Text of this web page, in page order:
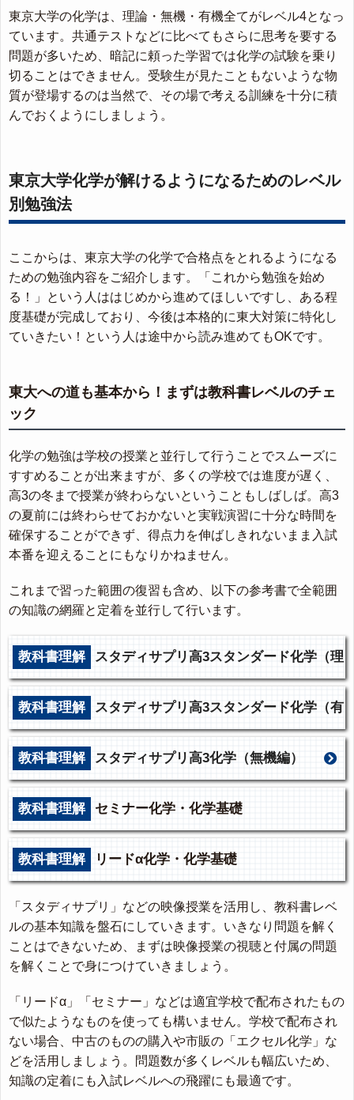
東京大学の化学は、理論・無機・有機全てがレベル4となっ
ています。共通テストなどに比べてもさらに思考を要する
問題が多いため、暗記に頼った学習では化学の試験を乗り
切ることはできません。受験生が見たこともないような物
質が登場するのは当然で、その場で考える訓練を十分に積
んでおくようにしましょう。
東京大学化学が解けるようになるためのレベル
別勉強法
ここからは、東京大学の化学で合格点をとれるようになる
ための勉強内容をご紹介します。「これから勉強を始め
る！」という人ははじめから進めてほしいですし、ある程
度基礎が完成しており、今後は本格的に東大対策に特化し
ていきたい！という人は途中から読み進めてもOKです。
東大への道も基本から！まずは教科書レベルのチェ
ック
化学の勉強は学校の授業と並行して行うことでスムーズに
すすめることが出来ますが、多くの学校では進度が遅く、
高3の冬まで授業が終わらないということもしばしば。高3
の夏前には終わらせておかないと実戦演習に十分な時間を
確保することができず、得点力を伸ばしきれないまま入試
本番を迎えることにもなりかねません。
これまで習った範囲の復習も含め、以下の参考書で全範囲
の知識の網羅と定着を並行して行います。
教科書理解 スタディサプリ高3スタンダード化学（理
論編）
教科書理解 スタディサプリ高3スタンダード化学（有
機編）
教科書理解 スタディサプリ高3化学（無機編）
教科書理解 セミナー化学・化学基礎
教科書理解 リードα化学・化学基礎
「スタディサプリ」などの映像授業を活用し、教科書レベ
ルの基本知識を盤石にしていきます。いきなり問題を解く
ことはできないため、まずは映像授業の視聴と付属の問題
を解くことで身につけていきましょう。
「リードα」「セミナー」などは適宜学校で配布されたもの
で似たようなものを使っても構いません。学校で配布され
ない場合、中古のものの購入や市販の「エクセル化学」な
どを活用しましょう。問題数が多くレベルも幅広いため、
知識の定着にも入試レベルへの飛躍にも最適です。